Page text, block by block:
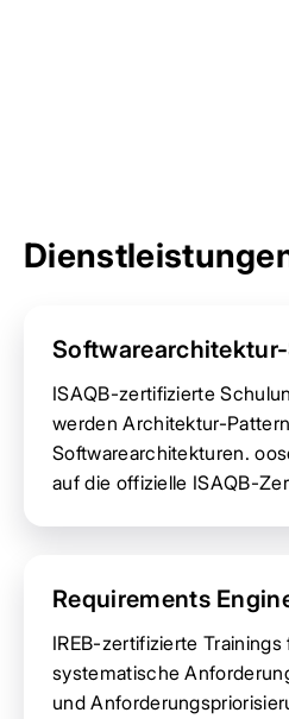
ISAQB-zertifizierte
werden Architektur-
Softwarearchitekturen.
auf die offizielle ISAQB-
Requirements
IREB-zertifizierte
systematische
und